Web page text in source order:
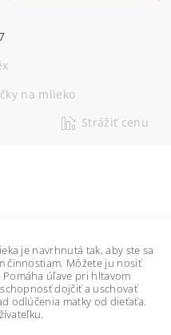
na mlieko
Strážiť cenu
je navrhnutá tak, aby ste sa
činnostiam. Môžete ju nosiť
úľave pri hltavom
dojčiť a uschovať
odlúčenia matky od dieťaťa.